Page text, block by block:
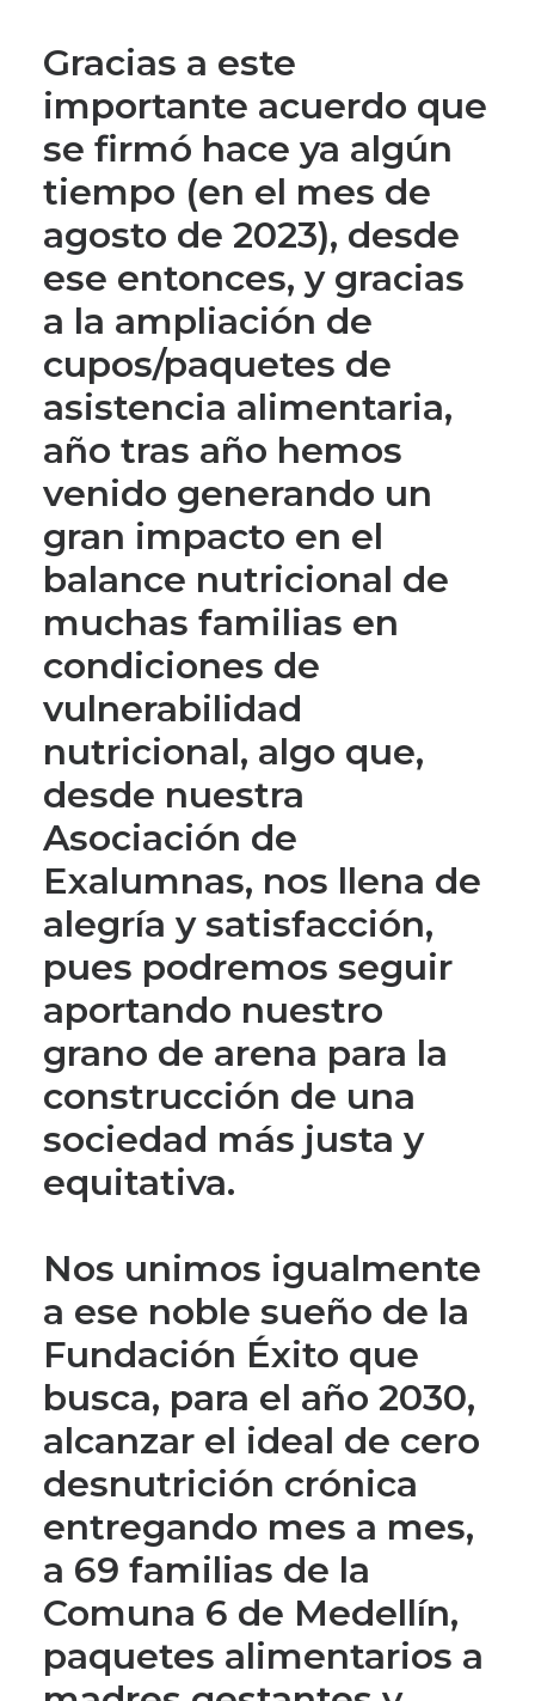
Gracias a este
importante acuerdo que
se firmó hace ya algún
tiempo (en el mes de
agosto de 2023), desde
ese entonces, y gracias
a la ampliación de
cupos/paquetes de
asistencia alimentaria,
año tras año hemos
venido generando un
gran impacto en el
balance nutricional de
muchas familias en
condiciones de
vulnerabilidad
nutricional, algo que,
desde nuestra
Asociación de
Exalumnas, nos llena de
alegría y satisfacción,
pues podremos seguir
aportando nuestro
grano de arena para la
construcción de una
sociedad más justa y
equitativa.
Nos unimos igualmente
a ese noble sueño de la
Fundación Éxito que
busca, para el año 2030,
alcanzar el ideal de cero
desnutrición crónica
entregando mes a mes,
a 69 familias de la
Comuna 6 de Medellín,
paquetes alimentarios a